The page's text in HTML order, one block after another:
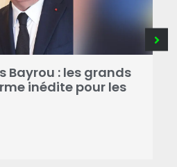
Bayrou : les grands
inédite pour les